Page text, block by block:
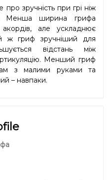
зручність при грі ніж
Менша ширина грифа
але ускладнює
ж гриф зручніший для
відстань між
Менший гриф
з малими руками та
– навпаки.